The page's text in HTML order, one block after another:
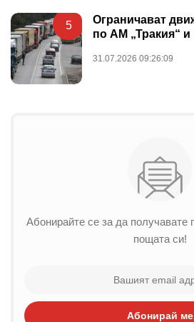
5
Ограничават
по АМ „Тракия“ и
31.07.2026 09:26:09
Абонирайте се за да получавате
пощата си!
Абонирай ме